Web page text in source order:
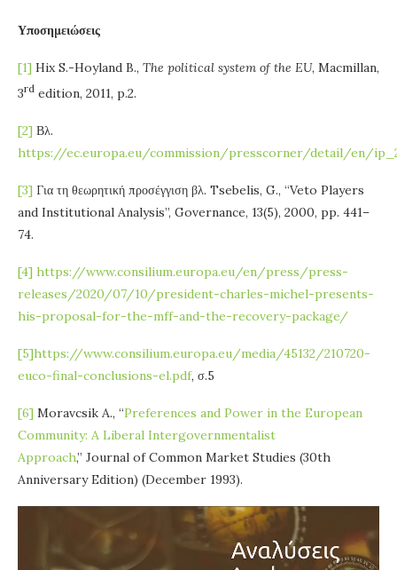
Υποσημειώσεις
[1] Hix S.-Hoyland B., The political system of the EU, Macmillan,
3rd edition, 2011, p.2.
[2] Βλ.
https://ec.europa.eu/commission/presscorner/detail/en/
[3] Για τη θεωρητική προσέγγιση βλ. Tsebelis, G., “Veto Players
and Institutional Analysis”, Governance, 13(5), 2000, pp. 441–
74.
[4] https://www.consilium.europa.eu/en/press/press-
releases/2020/07/10/president-charles-michel-presents-
his-proposal-for-the-mff-and-the-recovery-package/
[5]https://www.consilium.europa.eu/media/45132/210720-
euco-final-conclusions-el.pdf, σ.5
[6] Moravcsik A., “Preferences and Power in the European
Community: A Liberal Intergovernmentalist
Approach,” Journal of Common Market Studies (30th
Anniversary Edition) (December 1993).